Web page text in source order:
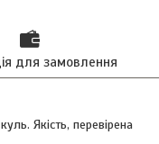
для замовлення
Якість, перевірена